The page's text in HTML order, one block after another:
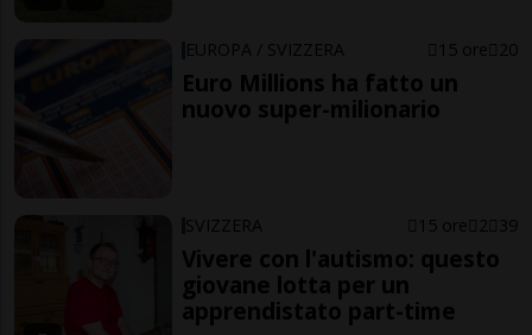
EUROPA / SVIZZERA 15 ore 20
Euro Millions ha fatto un
nuovo super-milionario
SVIZZERA 15 ore 2 39
Vivere con l'autismo: questo
giovane lotta per un
apprendistato part-time